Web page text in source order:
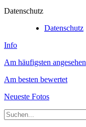
Datenschutz
Datenschutz
Info
Am häufigsten angesehen
Am besten bewertet
Neueste Fotos